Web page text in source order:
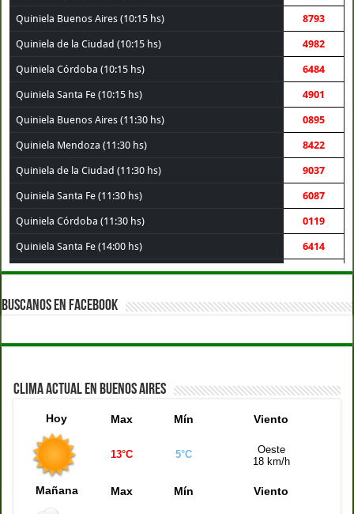
Quiniela Buenos Aires (10:15 hs) 8793
Quiniela de la Ciudad (10:15 hs) 4982
Quiniela Córdoba (10:15 hs) 6484
Quiniela Santa Fe (10:15 hs) 4901
Quiniela Buenos Aires (11:30 hs) 0895
Quiniela Mendoza (11:30 hs) 8422
Quiniela de la Ciudad (11:30 hs) 9037
Quiniela Santa Fe (11:30 hs) 6087
Quiniela Córdoba (11:30 hs) 0119
Quiniela Santa Fe (14:00 hs) 6414
Quiniela Buenos Aires (14:00 hs) 6295
Quiniela Córdoba (14:00 hs)
Quiniela Mendoza (14:00 hs) 1794
Quiniela de la Ciudad (17:30 hs) 3319
Quiniela Buenos Aires (17:30 hs)
Quiniela Santa Fe (17:30 hs)
Quiniela Córdoba (17:30 hs)
Quiniela Mendoza (17:30 hs)
BUSCANOS EN FACEBOOK
CLIMA ACTUAL EN BUENOS AIRES
Hoy Max Mín Viento
13°C 5°C
Oeste
18 km/h
Mañana Max Mín Viento